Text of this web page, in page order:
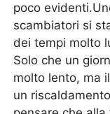
poco
scambiatori si
dei tempi molto
Solo che un
molto lento, ma
un